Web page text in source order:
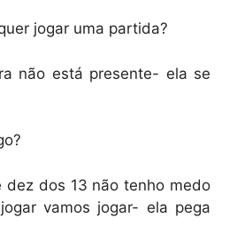
jogar uma partida?
não está presente- ela se
dez dos 13 não tenho medo
vamos jogar- ela pega